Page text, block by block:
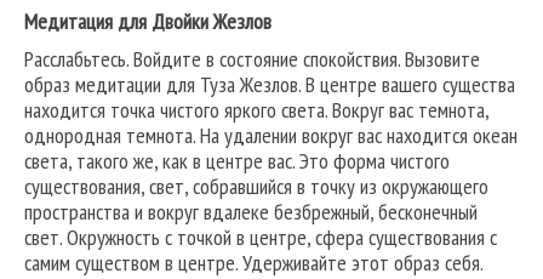
Медитация для Двойки Жезлов
Расслабьтесь. Войдите в состояние спокойствия. Вызовите
образ медитации для Туза Жезлов. В центре вашего существа
находится точка чистого яркого света. Вокруг вас темнота,
однородная темнота. На удалении вокруг вас находится океан
света, такого же, как в центре вас. Это форма чистого
существования, свет, собравшийся в точку из окружающего
пространства и вокруг вдалеке безбрежный, бесконечный
свет. Окружность с точкой в центре, сфера существования с
самим существом в центре. Удерживайте этот образ себя.